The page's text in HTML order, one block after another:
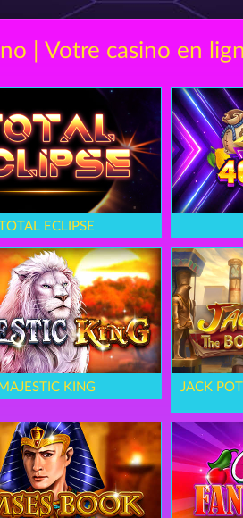
| Votre casino en
ECLIPSE
MAJESTIC KING
JACK